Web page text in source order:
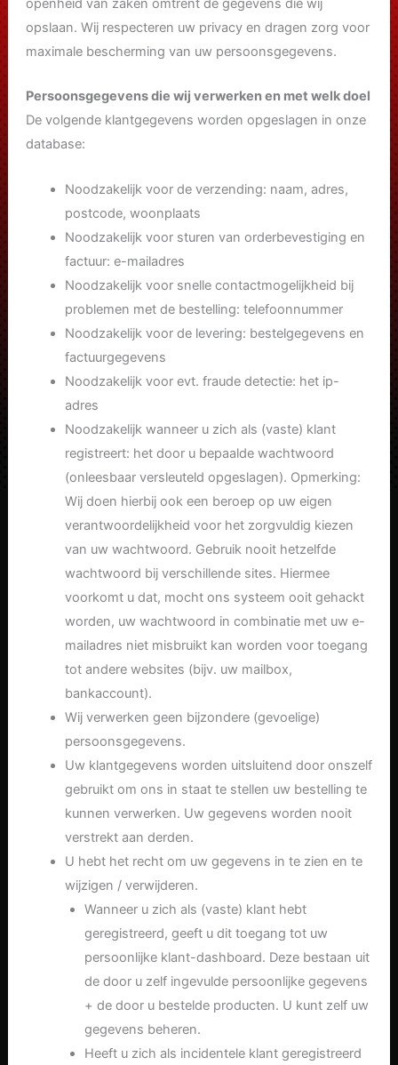
openheid van zaken omtrent de gegevens die wij
opslaan. Wij respecteren uw privacy en dragen zorg voor
maximale bescherming van uw persoonsgegevens.
Persoonsgegevens die wij verwerken en met welk doel
De volgende klantgegevens worden opgeslagen in onze
database:
Noodzakelijk voor de verzending: naam, adres,
postcode, woonplaats
Noodzakelijk voor sturen van orderbevestiging en
factuur: e-mailadres
Noodzakelijk voor snelle contactmogelijkheid bij
problemen met de bestelling: telefoonnummer
Noodzakelijk voor de levering: bestelgegevens en
factuurgegevens
Noodzakelijk voor evt. fraude detectie: het ip-
adres
Noodzakelijk wanneer u zich als (vaste) klant
registreert: het door u bepaalde wachtwoord
(onleesbaar versleuteld opgeslagen). Opmerking:
Wij doen hierbij ook een beroep op uw eigen
verantwoordelijkheid voor het zorgvuldig kiezen
van uw wachtwoord. Gebruik nooit hetzelfde
wachtwoord bij verschillende sites. Hiermee
voorkomt u dat, mocht ons systeem ooit gehackt
worden, uw wachtwoord in combinatie met uw e-
mailadres niet misbruikt kan worden voor toegang
tot andere websites (bijv. uw mailbox,
bankaccount).
Wij verwerken geen bijzondere (gevoelige)
persoonsgegevens.
Uw klantgegevens worden uitsluitend door onszelf
gebruikt om ons in staat te stellen uw bestelling te
kunnen verwerken. Uw gegevens worden nooit
verstrekt aan derden.
U hebt het recht om uw gegevens in te zien en te
wijzigen / verwijderen.
Wanneer u zich als (vaste) klant hebt
geregistreerd, geeft u dit toegang tot uw
persoonlijke klant-dashboard. Deze bestaan uit
de door u zelf ingevulde persoonlijke gegevens
+ de door u bestelde producten. U kunt zelf uw
gegevens beheren.
Heeft u zich als incidentele klant geregistreerd